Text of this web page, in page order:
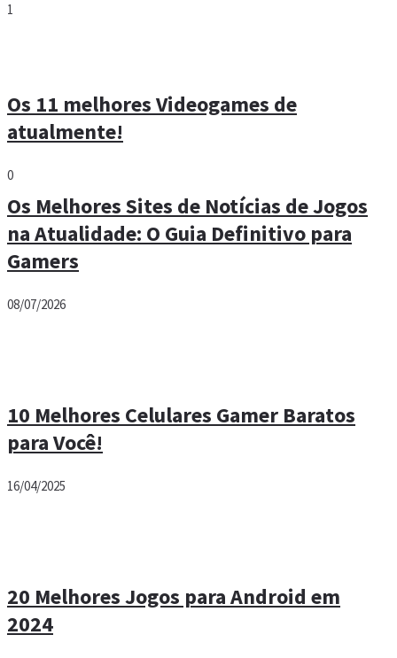
1
Os 11 melhores Videogames de
atualmente!
0
Os Melhores Sites de Notícias de Jogos
na Atualidade: O Guia Definitivo para
Gamers
08/07/2026
10 Melhores Celulares Gamer Baratos
para Você!
16/04/2025
20 Melhores Jogos para Android em
2024